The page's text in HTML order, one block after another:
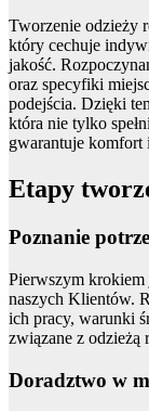
Tworzenie odzieży
który cechuje
jakość.
oraz specyfiki
podejścia. Dzięki
która nie tylko
gwarantuje komfort
Etapy
Poznanie
Pierwszym krokiem
naszych Klientów.
ich pracy, warunki
związane z odzieżą
Doradztwo w